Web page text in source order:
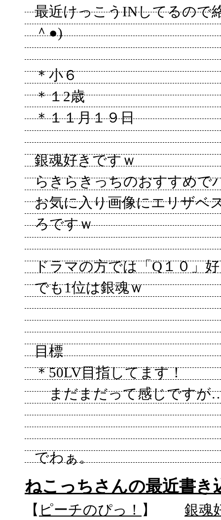
最近けっこうINしてるので
＾●)
＊小６
＊１2歳
＊１１月１９日
銀魂好きですｗ
らきらきっちのおすすめ
お気に入り画像にエリザベ
ろですｗ
ドラマの方では「Q１０」
でも1位は銀魂ｗ
目標
＊50LV目指してます！
まだまだって感じですが
でわぁ。
ねこっちさんの最近書き
【 ピーチのぴっ！ 】 銀魂